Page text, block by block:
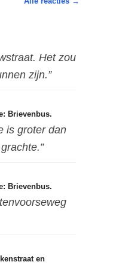
Het zou
zijn.”
Brievenbus.
is groter dan
Brievenbus.
en